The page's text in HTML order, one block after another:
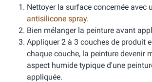
Nettoyer la surface concernée avec
antisilicone spray.
Bien mélanger la peinture avant
Appliquer 2 à 3 couches de produit
chaque couche, la peinture devenir
aspect humide typique d'une
appliquée.